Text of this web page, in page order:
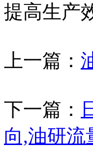
提高生产
上一篇：
下一篇：
向,油研流